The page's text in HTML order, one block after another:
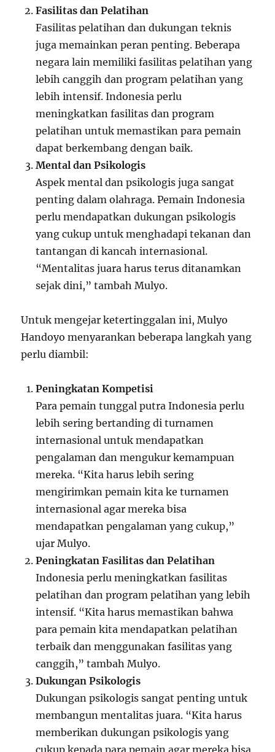
Fasilitas dan Pelatihan
Fasilitas pelatihan dan dukungan teknis
juga memainkan peran penting. Beberapa
negara lain memiliki fasilitas pelatihan yang
lebih canggih dan program pelatihan yang
lebih intensif. Indonesia perlu
meningkatkan fasilitas dan program
pelatihan untuk memastikan para pemain
dapat berkembang dengan baik.
Mental dan Psikologis
Aspek mental dan psikologis juga sangat
penting dalam olahraga. Pemain Indonesia
perlu mendapatkan dukungan psikologis
yang cukup untuk menghadapi tekanan dan
tantangan di kancah internasional.
“Mentalitas juara harus terus ditanamkan
sejak dini,” tambah Mulyo.
Untuk mengejar ketertinggalan ini, Mulyo
Handoyo menyarankan beberapa langkah yang
perlu diambil:
Peningkatan Kompetisi
Para pemain tunggal putra Indonesia perlu
lebih sering bertanding di turnamen
internasional untuk mendapatkan
pengalaman dan mengukur kemampuan
mereka. “Kita harus lebih sering
mengirimkan pemain kita ke turnamen
internasional agar mereka bisa
mendapatkan pengalaman yang cukup,”
ujar Mulyo.
Peningkatan Fasilitas dan Pelatihan
Indonesia perlu meningkatkan fasilitas
pelatihan dan program pelatihan yang lebih
intensif. “Kita harus memastikan bahwa
para pemain kita mendapatkan pelatihan
terbaik dan menggunakan fasilitas yang
canggih,” tambah Mulyo.
Dukungan Psikologis
Dukungan psikologis sangat penting untuk
membangun mentalitas juara. “Kita harus
memberikan dukungan psikologis yang
cukup kepada para pemain agar mereka bisa